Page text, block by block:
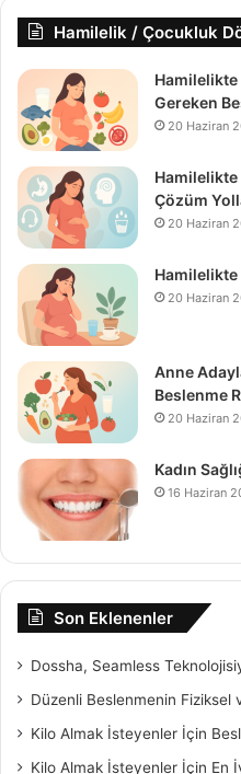
Hamilelik / Çocukluk
Hamilelikte
Gereken
20 Haziran
Hamilelikte
Çözüm
20 Haziran
Hamilelikte
20 Haziran
Anne
Beslenme
20 Haziran
Kadın
16 Haziran
Son Eklenenler
Dossha, Seamless
Düzenli Beslenmenin Fiziksel
Kilo Almak İsteyenler İçin
Kilo Almak İsteyenler İçin En